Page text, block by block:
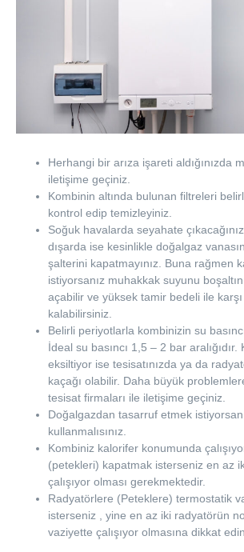
Herhangi bir arıza işareti aldığınızda
iletişime geçiniz.
Kombinin altında bulunan filtreleri
kontrol edip temizleyiniz.
Soğuk havalarda seyahate
dışarda ise kesinlikle doğalgaz
şalterini kapatmayınız. Buna rağmen
istiyorsanız muhakkak suyunu
açabilir ve yüksek tamir bedeli ile karşı
kalabilirsiniz.
Belirli periyotlarla kombinizin su
İdeal su basıncı 1,5 – 2 bar aralığıdır.
eksiltiyor ise tesisatınızda ya da
kaçağı olabilir. Daha büyük
tesisat firmaları ile iletişime geçiniz.
Doğalgazdan tasarruf etmek
kullanmalısınız.
Kombiniz kalorifer konumunda
(petekleri) kapatmak isterseniz en az
çalışıyor olması gerekmektedir.
Radyatörlere (Peteklere) termostatik
isterseniz , yine en az iki radyatörün
vaziyette çalışıyor olmasına dikkat